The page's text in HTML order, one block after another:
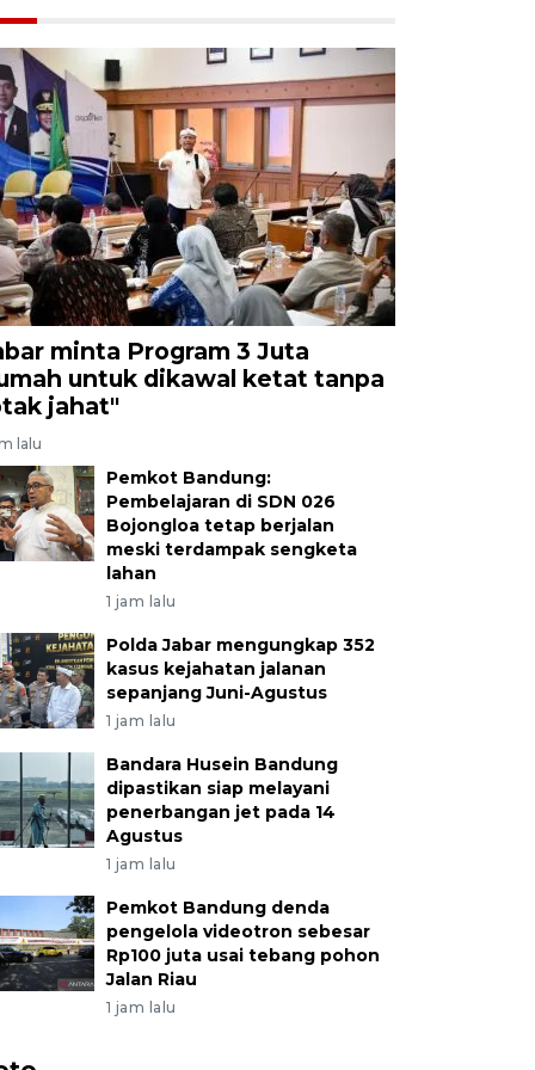
minta Program 3 Juta
untuk dikawal ketat tanpa
jahat"
lalu
Pemkot Bandung:
Pembelajaran di SDN 026
Bojongloa tetap berjalan
meski terdampak sengketa
lahan
1 jam lalu
Polda Jabar mengungkap 352
kasus kejahatan jalanan
sepanjang Juni-Agustus
1 jam lalu
Bandara Husein Bandung
dipastikan siap melayani
penerbangan jet pada 14
Agustus
1 jam lalu
Pemkot Bandung denda
pengelola videotron sebesar
Rp100 juta usai tebang pohon
Jalan Riau
1 jam lalu